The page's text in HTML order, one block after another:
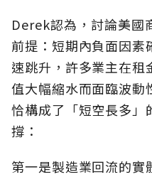
Derek認為，討論美國
前提：短期內負面因
速跳升，許多業主在
值大幅縮水而面臨波動
恰構成了「短空長多」
撐：
第一是製造業回流的實